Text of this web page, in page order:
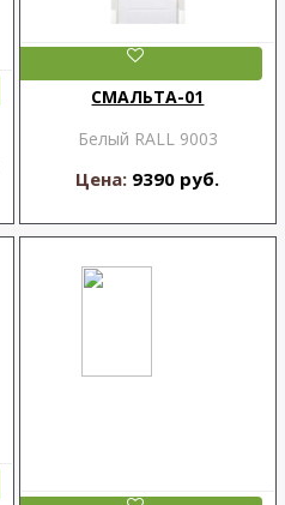
СМАЛЬТА-01
Белый RALL 9003
Цена: 9390 руб.